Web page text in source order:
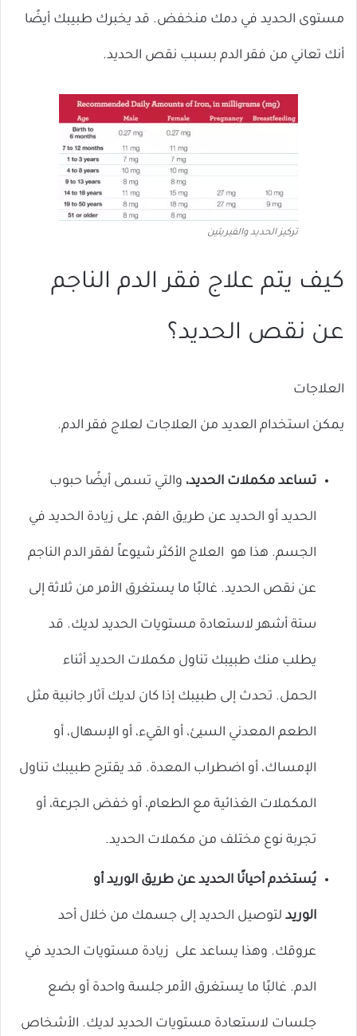
مستوى الحديد في دمك منخفض. قد يخبرك طبيبك أيضًا
أنك تعاني من فقر الدم بسبب نقص الحديد.
تركيز الحديد والفيريتين
كيف يتم علاج فقر الدم الناجم
عن نقص الحديد؟
العلاجات
يمكن استخدام العديد من العلاجات لعلاج فقر الدم.
تساعد مكملات الحديد، والتي تسمى أيضًا حبوب
الحديد أو الحديد عن طريق الفم، على زيادة الحديد في
الجسم. هذا هو العلاج الأكثر شيوعاً لفقر الدم الناجم
عن نقص الحديد. غالبًا ما يستغرق الأمر من ثلاثة إلى
ستة أشهر لاستعادة مستويات الحديد لديك. قد
يطلب منك طبيبك تناول مكملات الحديد أثناء
الحمل. تحدث إلى طبيبك إذا كان لديك آثار جانبية مثل
الطعم المعدني السيئ، أو القيء، أو الإسهال، أو
الإمساك، أو اضطراب المعدة. قد يقترح طبيبك تناول
المكملات الغذائية مع الطعام، أو خفض الجرعة، أو
تجربة نوع مختلف من مكملات الحديد.
يُستخدم أحيانًا الحديد عن طريق الوريد أو
الوريد لتوصيل الحديد إلى جسمك من خلال أحد
عروقك. وهذا يساعد على زيادة مستويات الحديد في
الدم. غالبًا ما يستغرق الأمر جلسة واحدة أو بضع
جلسات لاستعادة مستويات الحديد لديك. الأشخاص